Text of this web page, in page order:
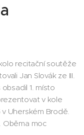
recitační soutěže
Jan Slovák ze III.
1. místo
v kole
Uherském Brodě.
Oběma moc